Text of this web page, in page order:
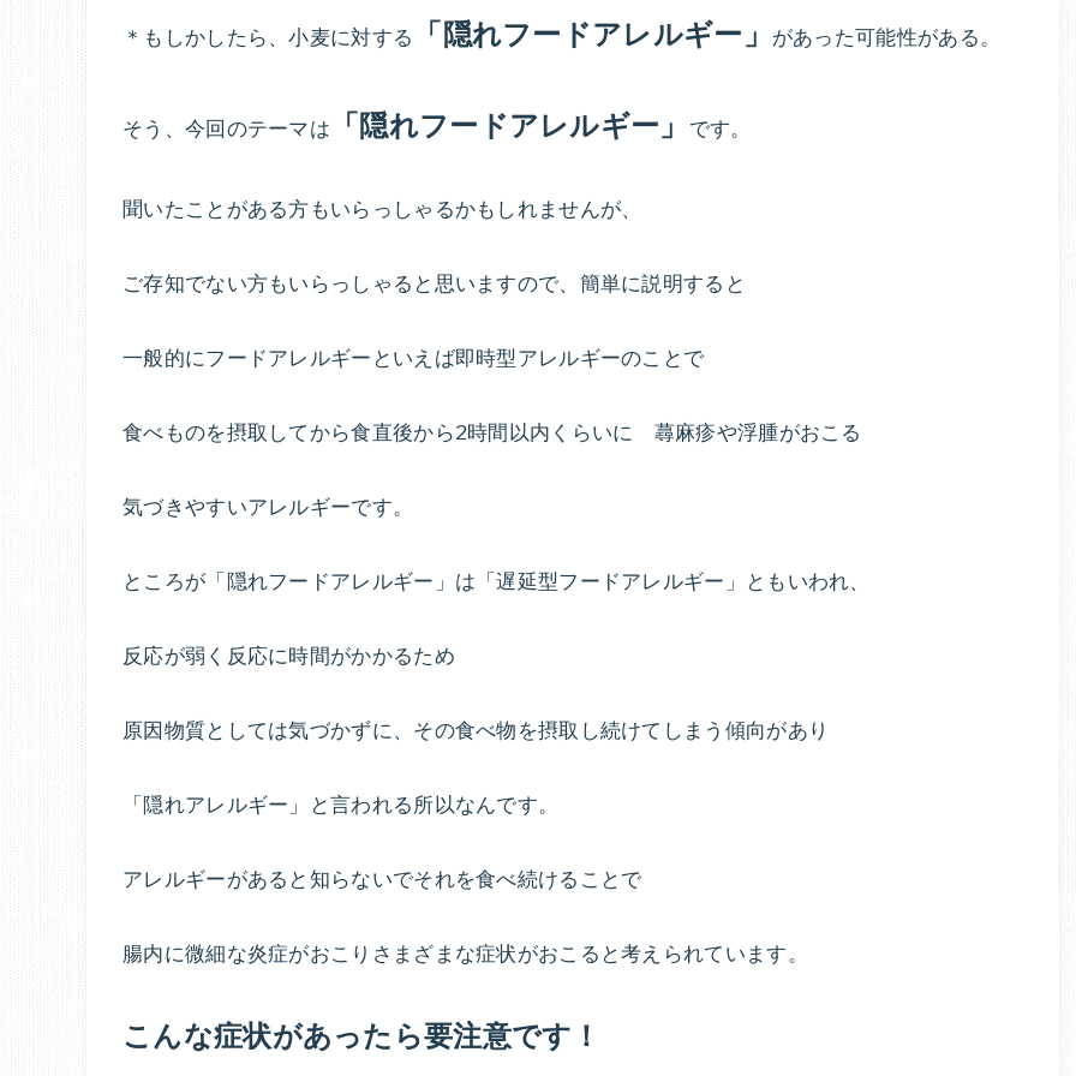
す。
＊もしかしたら、小麦に対する 「隠れフードアレルギー」 があった可能性がある。
そう、今回のテーマは 「隠れフードアレルギー」 です。
聞いたことがある方もいらっしゃるかもしれませんが、
ご存知でない方もいらっしゃると思いますので、簡単に説明すると
一般的にフードアレルギーといえば即時型アレルギーのことで
食べものを摂取してから食直後から2時間以内くらいに 蕁麻疹や浮腫がおこる
気づきやすいアレルギーです。
ところが「隠れフードアレルギー」は「遅延型フードアレルギー」ともいわれ、
反応が弱く反応に時間がかかるため
原因物質としては気づかずに、その食べ物を摂取し続けてしまう傾向があり
「隠れアレルギー」と言われる所以なんです。
アレルギーがあると知らないでそれを食べ続けることで
腸内に微細な炎症がおこりさまざまな症状がおこると考えられています。
こんな症状があったら要注意です！